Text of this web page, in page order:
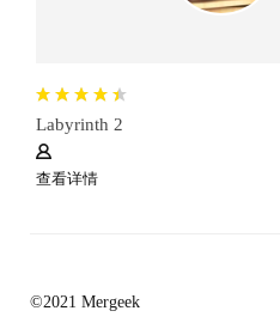
Labyrinth 2
查看详情
©2021 Mergeek